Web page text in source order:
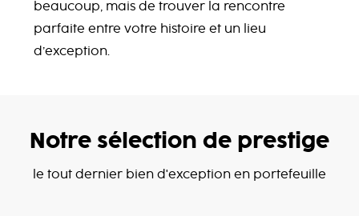
beaucoup, mais de trouver la rencontre
parfaite entre votre histoire et un lieu
d’exception.
Notre sélection de prestige
le tout dernier bien d'exception en portefeuille
Villa à Dottignies